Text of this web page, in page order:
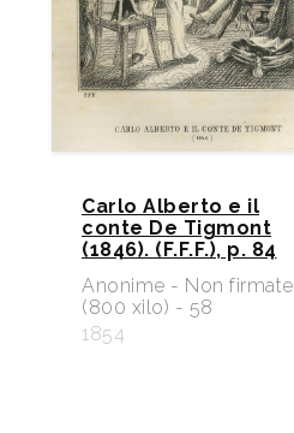
Carlo Alberto e il
conte De Tigmont
(1846). (F.F.F.), p. 84
Anonime - Non firmate
(800 xilo) - 58
1854